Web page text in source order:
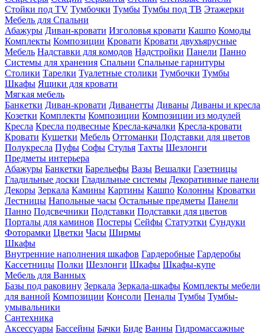
Стойки под TV Тумбочки Тумбы Тумбы под ТВ Этажерки
Мебель для Спальни
Абажуры Диван-кровати Изголовья кровати Кашпо Комоды
Комплекты Композиции Кровати Кровати двухъярусные
Мебель Надставки для комодов Надстройки Панели Панно
Системы для хранения Спальни Спальные гарнитуры
Столики Тарелки Туалетные столики Тумбочки Тумбы
Шкафы Ящики для кровати
Мягкая мебель
Банкетки Диван-кровати Диванетты Диваны Диваны и кресла
Козетки Комплекты Композиции Композиции из модулей
Кресла Кресла подвесные Кресла-качалки Кресла-кровати
Кровати Кушетки Мебель Оттоманки Подставки для цветов
Полукресла Пуфы Софы Стулья Тахты Шезлонги
Предметы интерьера
Абажуры Банкетки Барельефы Вазы Вешалки Газетницы
Гладильные доски Гладильные системы Декоративные панели
Декоры Зеркала Камины Картины Кашпо Колонны Кроватки
Лестницы Напольные часы Остальные предметы Панели
Панно Подсвечники Подставки Подставки для цветов
Порталы для каминов Постеры Сейфы Статуэтки Сундуки
Фоторамки Цветки Часы Ширмы
Шкафы
Внутренние наполнения шкафов Гардеробные Гардеробы
Кассетницы Полки Шезлонги Шкафы Шкафы-купе
Мебель для Ванных
Базы под раковину Зеркала Зеркала-шкафы Комплекты мебели
для ванной Композиции Консоли Пеналы Тумбы Тумбы-
умывальники
Сантехника
Аксессуары Бассейны Бачки Биде Ванны Гидромассажные